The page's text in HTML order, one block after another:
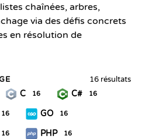
chaînées, arbres,
via des défis concrets
en résolution de
16 résultats
C 16 C# 16
16 GO 16
16 PHP 16